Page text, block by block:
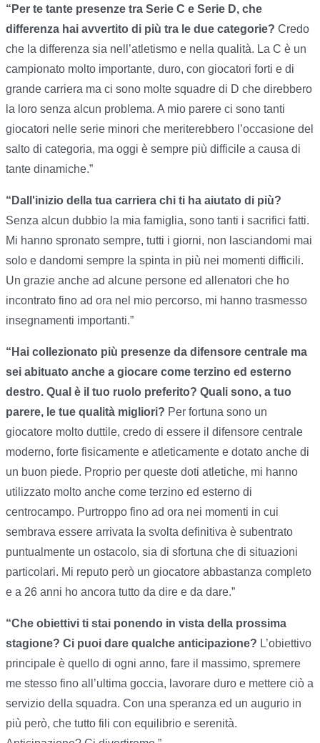
“Per te tante presenze tra Serie C e Serie D, che
differenza hai avvertito di più tra le due categorie? Credo
che la differenza sia nell’atletismo e nella qualità. La C è un
campionato molto importante, duro, con giocatori forti e di
grande carriera ma ci sono molte squadre di D che direbbero
la loro senza alcun problema. A mio parere ci sono tanti
giocatori nelle serie minori che meriterebbero l’occasione del
salto di categoria, ma oggi è sempre più difficile a causa di
tante dinamiche.”
“Dall'inizio della tua carriera chi ti ha aiutato di più?
Senza alcun dubbio la mia famiglia, sono tanti i sacrifici fatti.
Mi hanno spronato sempre, tutti i giorni, non lasciandomi mai
solo e dandomi sempre la spinta in più nei momenti difficili.
Un grazie anche ad alcune persone ed allenatori che ho
incontrato fino ad ora nel mio percorso, mi hanno trasmesso
insegnamenti importanti.”
“Hai collezionato più presenze da difensore centrale ma
sei abituato anche a giocare come terzino ed esterno
destro. Qual è il tuo ruolo preferito? Quali sono, a tuo
parere, le tue qualità migliori? Per fortuna sono un
giocatore molto duttile, credo di essere il difensore centrale
moderno, forte fisicamente e atleticamente e dotato anche di
un buon piede. Proprio per queste doti atletiche, mi hanno
utilizzato molto anche come terzino ed esterno di
centrocampo. Purtroppo fino ad ora nei momenti in cui
sembrava essere arrivata la svolta definitiva è subentrato
puntualmente un ostacolo, sia di sfortuna che di situazioni
particolari. Mi reputo però un giocatore abbastanza completo
e a 26 anni ho ancora tutto da dire e da dare.”
“Che obiettivi ti stai ponendo in vista della prossima
stagione? Ci puoi dare qualche anticipazione? L’obiettivo
principale è quello di ogni anno, fare il massimo, spremere
me stesso fino all’ultima goccia, lavorare duro e mettere ciò a
servizio della squadra. Con una speranza ed un augurio in
più però, che tutto fili con equilibrio e serenità.